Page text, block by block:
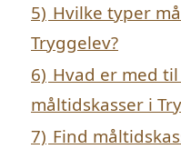
5) Hvilke typer
Tryggelev?
6) Hvad er med
måltidskasser i
7) Find